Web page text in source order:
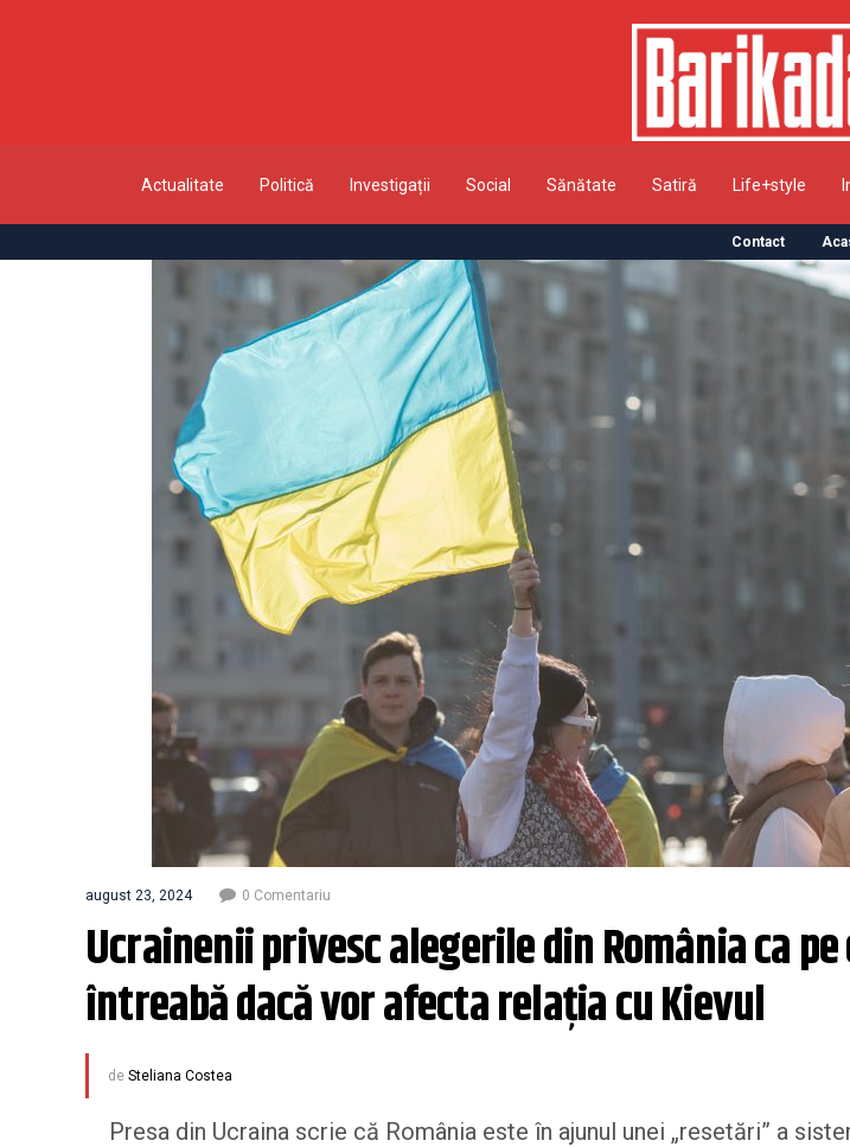
Actualitate Politică Investigații Social Sănătate Satiră Life+style
Contact
august 23, 2024 0 Comentariu
Ucrainenii privesc alegerile din România ca
întreabă dacă vor afecta relația cu Kievul
de Steliana Costea
Presa din Ucraina scrie că România este în ajunul unei „resetări” a